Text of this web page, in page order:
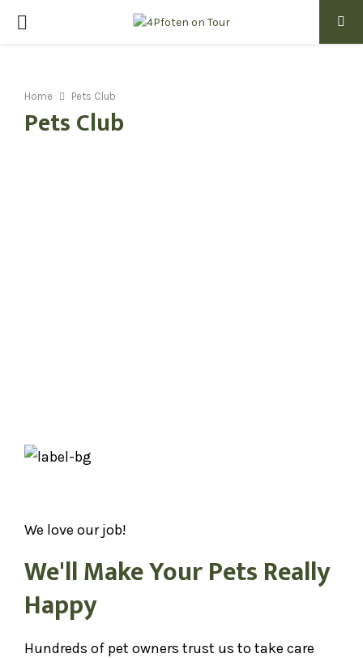
PRIMARY
Home Pets Club
Pets Club
We love our job!
We'll Make Your Pets Really
Happy
Hundreds of pet owners trust us to take care